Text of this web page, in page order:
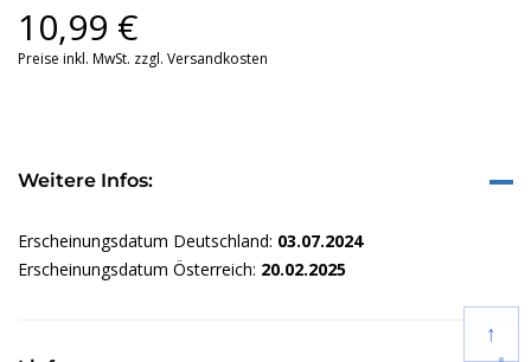
10,99 €
Preise inkl. MwSt. zzgl. Versandkosten
Weitere Infos:
Erscheinungsdatum Deutschland: 03.07.2024
Erscheinungsdatum Österreich: 20.02.2025
↑